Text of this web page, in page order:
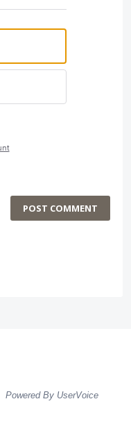
POST COMMENT
Powered By UserVoice